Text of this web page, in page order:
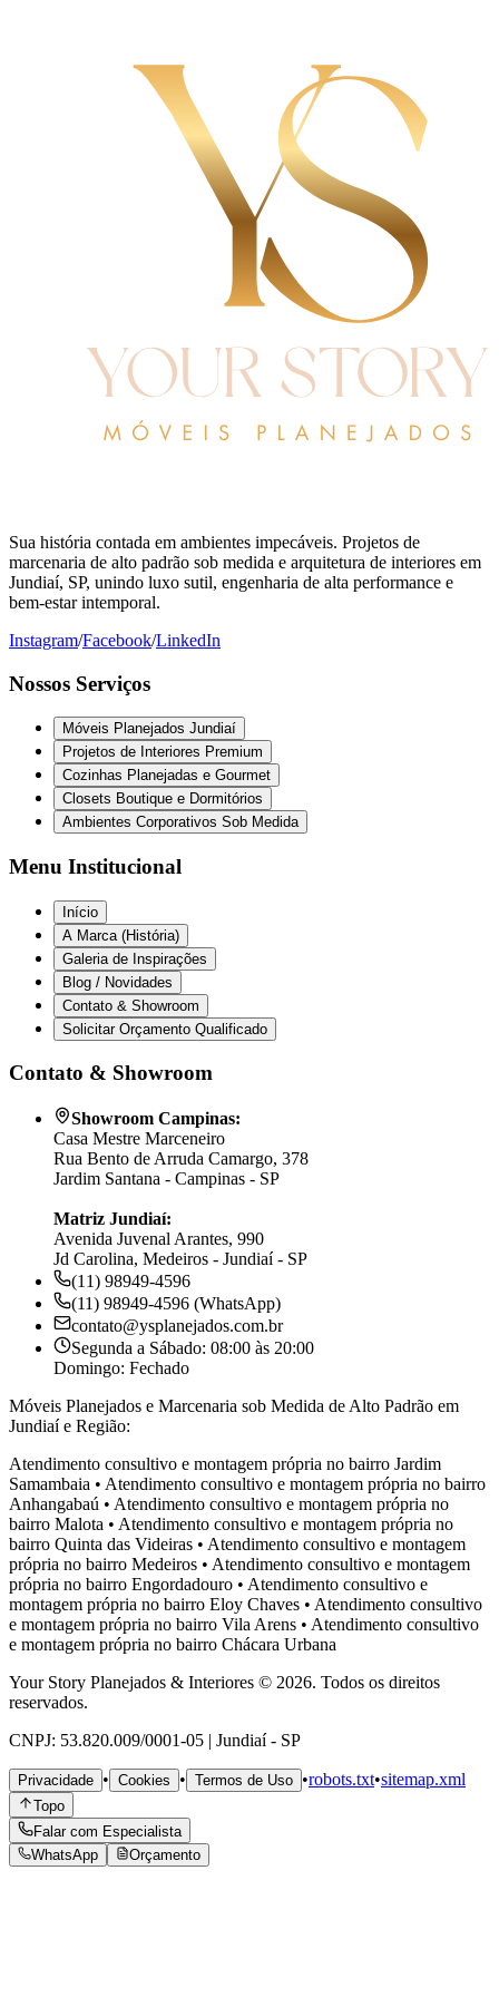
Sua história contada em ambientes impecáveis. Projetos de
marcenaria de alto padrão sob medida e arquitetura de interiores em
Jundiaí, SP, unindo luxo sutil, engenharia de alta performance e
bem-estar intemporal.
Instagram/Facebook/LinkedIn
Nossos Serviços
Móveis Planejados Jundiaí
Projetos de Interiores Premium
Cozinhas Planejadas e Gourmet
Closets Boutique e Dormitórios
Ambientes Corporativos Sob Medida
Menu Institucional
Início
A Marca (História)
Galeria de Inspirações
Blog / Novidades
Contato & Showroom
Solicitar Orçamento Qualificado
Contato & Showroom
Showroom Campinas:
Casa Mestre Marceneiro
Rua Bento de Arruda Camargo, 378
Jardim Santana - Campinas - SP
Matriz Jundiaí:
Avenida Juvenal Arantes, 990
Jd Carolina, Medeiros - Jundiaí - SP
(11) 98949-4596
(11) 98949-4596 (WhatsApp)
contato@ysplanejados.com.br
Segunda a Sábado: 08:00 às 20:00
Domingo: Fechado
Móveis Planejados e Marcenaria sob Medida de Alto Padrão em
Jundiaí e Região:
Atendimento consultivo e montagem própria no bairro Jardim
Samambaia • Atendimento consultivo e montagem própria no bairro
Anhangabaú • Atendimento consultivo e montagem própria no
bairro Malota • Atendimento consultivo e montagem própria no
bairro Quinta das Videiras • Atendimento consultivo e montagem
própria no bairro Medeiros • Atendimento consultivo e montagem
própria no bairro Engordadouro • Atendimento consultivo e
montagem própria no bairro Eloy Chaves • Atendimento consultivo
e montagem própria no bairro Vila Arens • Atendimento consultivo
e montagem própria no bairro Chácara Urbana
Your Story Planejados & Interiores © 2026. Todos os direitos
reservados.
CNPJ: 53.820.009/0001-05 | Jundiaí - SP
Privacidade • Cookies • Termos de Uso •robots.txt•sitemap.xml
Topo
Falar com Especialista
WhatsApp
Orçamento